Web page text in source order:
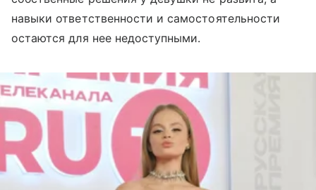
навыки ответственности и самостоятельности
остаются для нее недоступными.